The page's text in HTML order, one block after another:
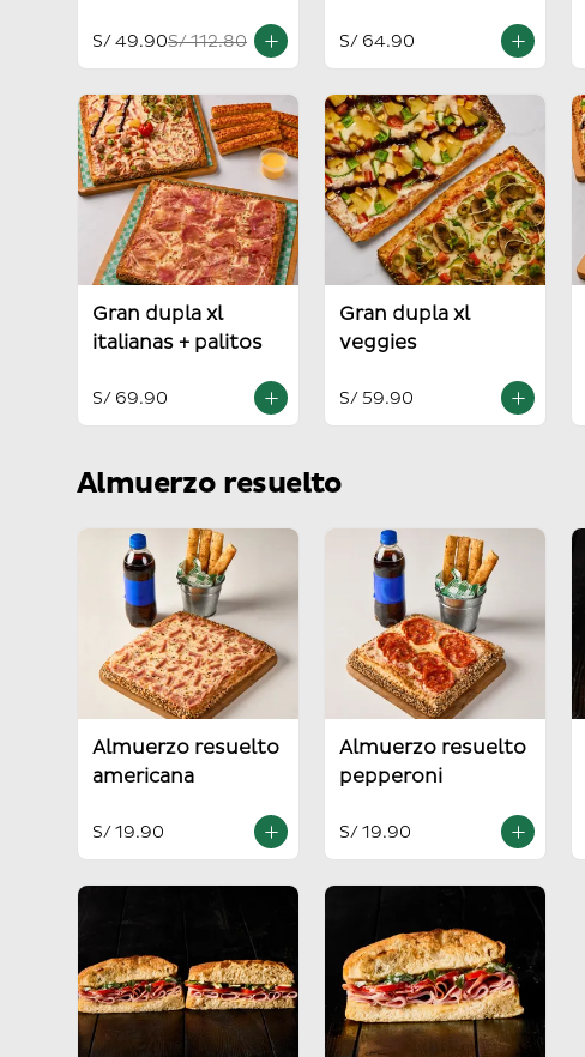
S/ 49.90S/ 112.80 S/ 64.90
Gran dupla xl
italianas + palitos
S/ 69.90
Gran dupla xl
veggies
S/ 59.90
Almuerzo resuelto
Almuerzo resuelto
americana
S/ 19.90
Almuerzo resuelto
pepperoni
S/ 19.90